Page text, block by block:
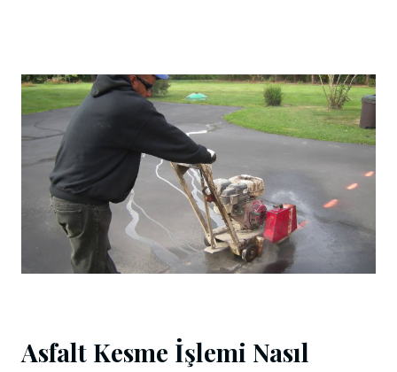
Asfalt Kesme İşlemi Nasıl